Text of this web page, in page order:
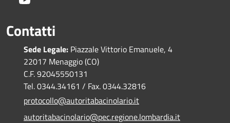
Contatti
Sede Legale: Piazzale Vittorio Emanuele, 4
22017 Menaggio (CO)
C.F. 92045550131
Tel. 0344.34161 / Fax. 0344.32816
protocollo@autoritabacinolario.it
autoritabacinolario@pec.regione.lombardia.it